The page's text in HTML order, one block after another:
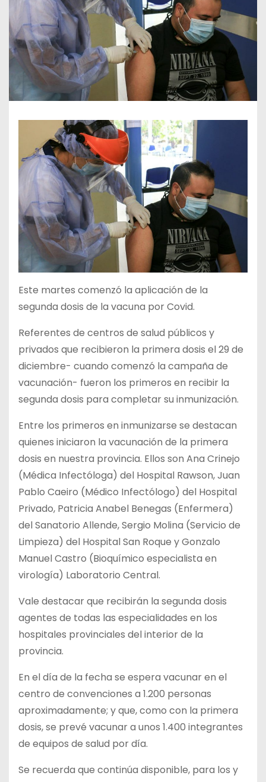
Este martes comenzó la aplicación de la
segunda dosis de la vacuna por Covid.
Referentes de centros de salud públicos y
privados que recibieron la primera dosis el 29 de
diciembre- cuando comenzó la campaña de
vacunación- fueron los primeros en recibir la
segunda dosis para completar su inmunización.
Entre los primeros en inmunizarse se destacan
quienes iniciaron la vacunación de la primera
dosis en nuestra provincia. Ellos son Ana Crinejo
(Médica Infectóloga) del Hospital Rawson, Juan
Pablo Caeiro (Médico Infectólogo) del Hospital
Privado, Patricia Anabel Benegas (Enfermera)
del Sanatorio Allende, Sergio Molina (Servicio de
Limpieza) del Hospital San Roque y Gonzalo
Manuel Castro (Bioquímico especialista en
virología) Laboratorio Central.
Vale destacar que recibirán la segunda dosis
agentes de todas las especialidades en los
hospitales provinciales del interior de la
provincia.
En el día de la fecha se espera vacunar en el
centro de convenciones a 1.200 personas
aproximadamente; y que, como con la primera
dosis, se prevé vacunar a unos 1.400 integrantes
de equipos de salud por día.
Se recuerda que continúa disponible, para los y